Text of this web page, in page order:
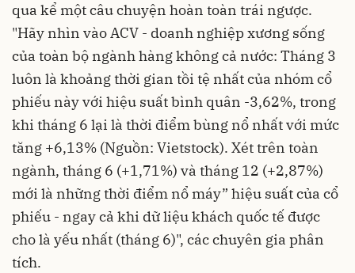
qua kể một câu chuyện hoàn toàn trái ngược.
"Hãy nhìn vào ACV - doanh nghiệp xương sống
của toàn bộ ngành hàng không cả nước: Tháng 3
luôn là khoảng thời gian tồi tệ nhất của nhóm cổ
phiếu này với hiệu suất bình quân -3,62%, trong
khi tháng 6 lại là thời điểm bùng nổ nhất với mức
tăng +6,13% (Nguồn: Vietstock). Xét trên toàn
ngành, tháng 6 (+1,71%) và tháng 12 (+2,87%)
mới là những thời điểm nổ máy” hiệu suất của cổ
phiếu - ngay cả khi dữ liệu khách quốc tế được
cho là yếu nhất (tháng 6)", các chuyên gia phân
tích.